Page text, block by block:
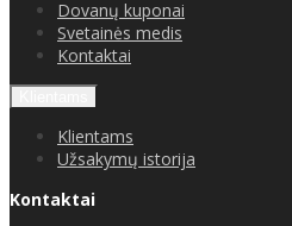
Dovanų kuponai
Svetainės medis
Kontaktai
Klientams
Užsakymų istorija
Kontaktai